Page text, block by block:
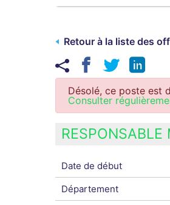
Retour à la liste des
Désolé, ce poste est
Consulter
Date de début
Département